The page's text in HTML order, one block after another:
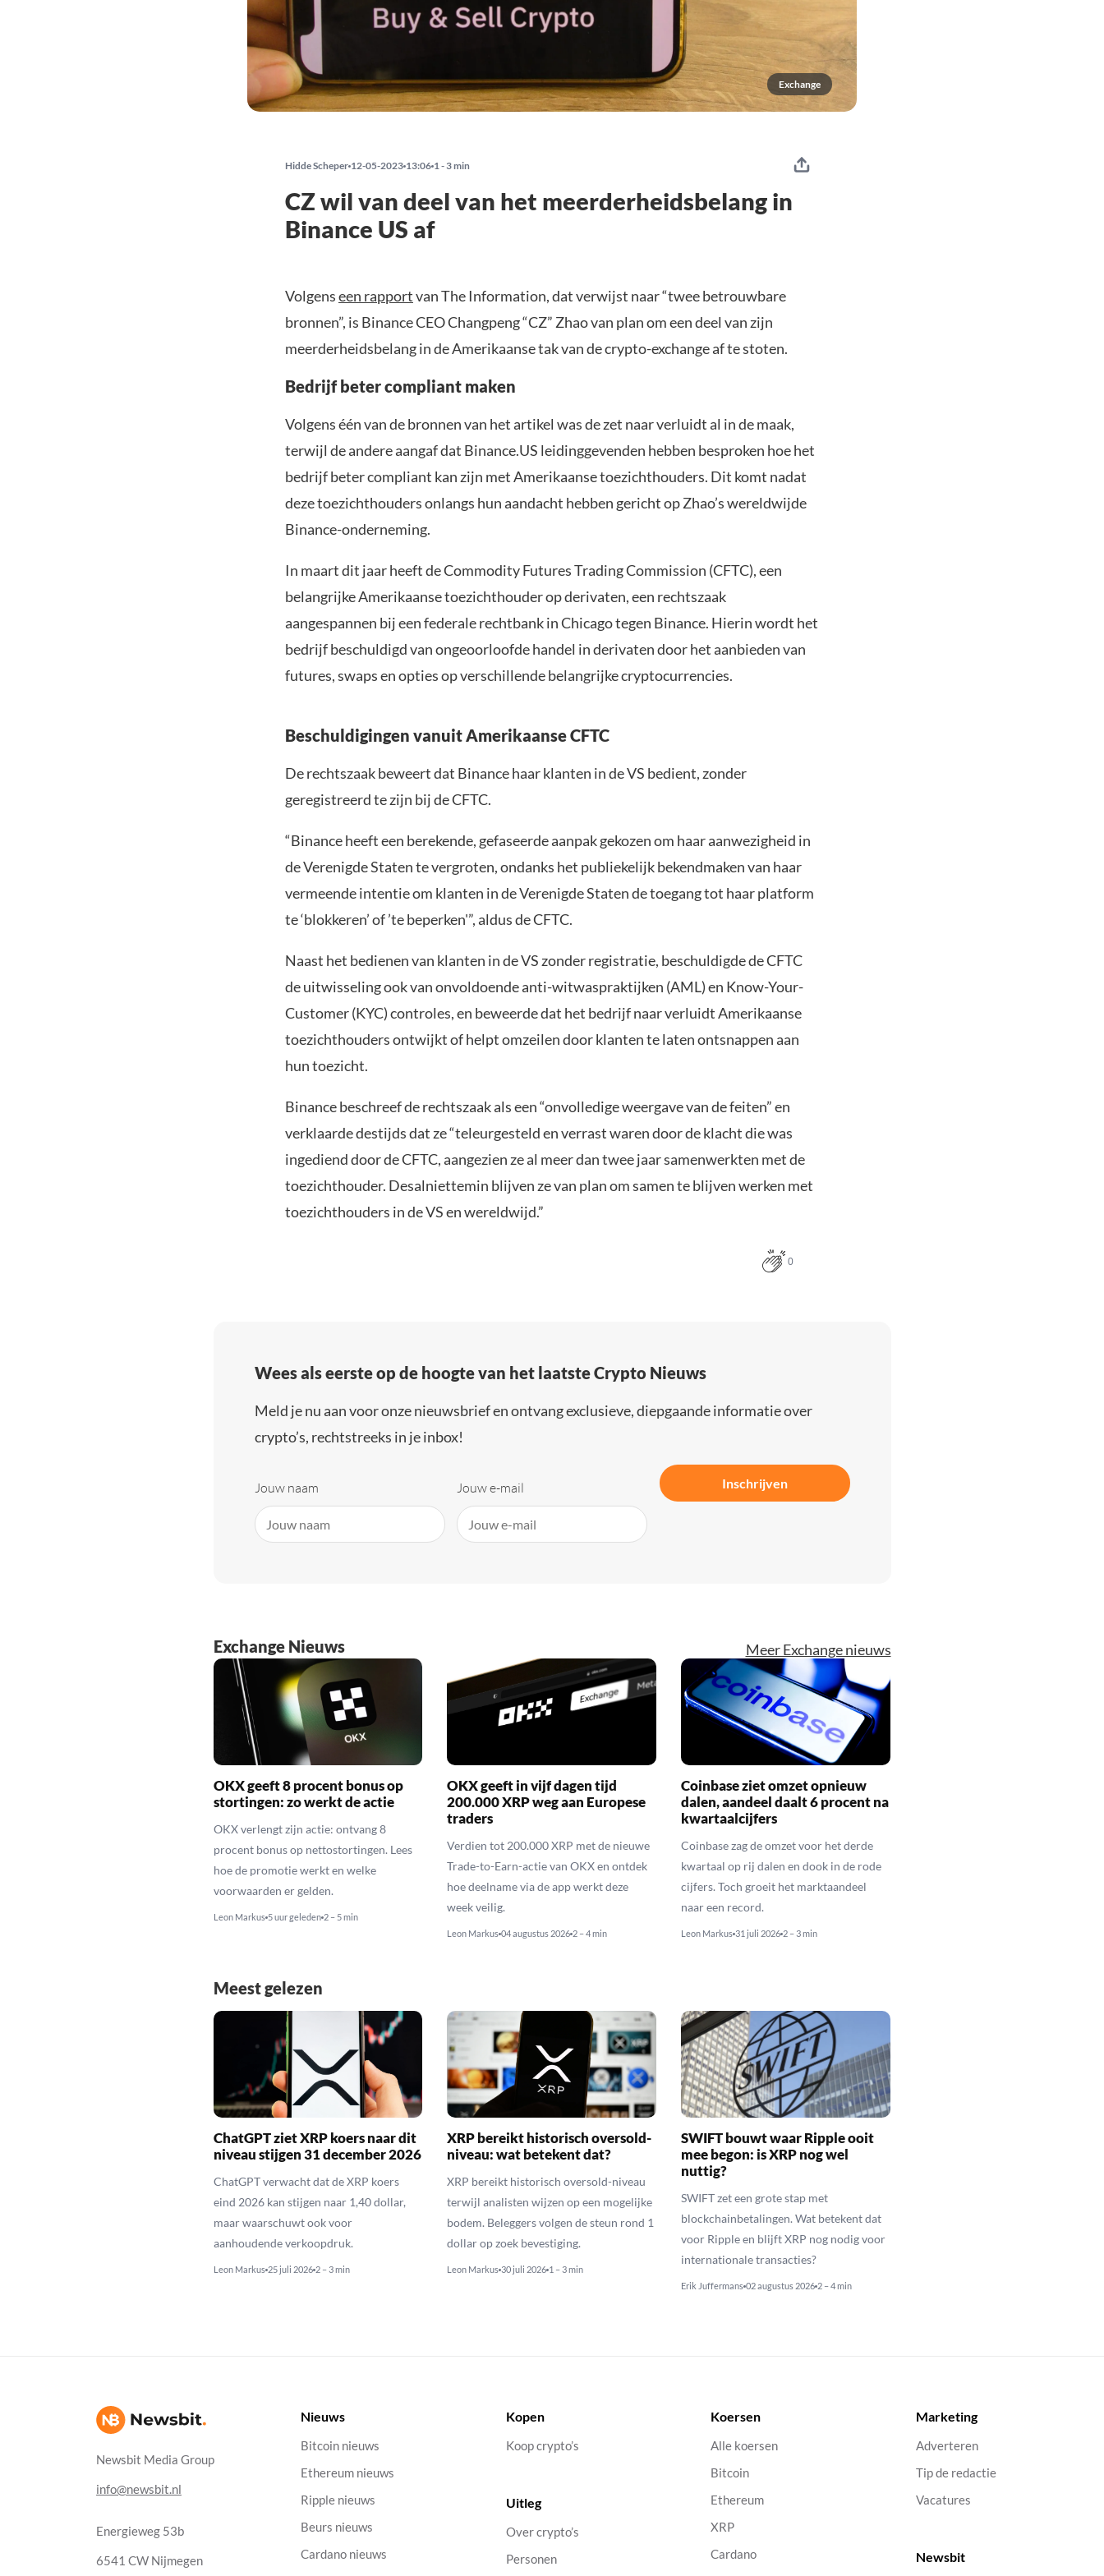
Exchange
Hidde Scheper 12-05-2023 13:06 1 - 3 min
CZ wil van deel van het meerderheidsbelang in
Binance US af
Volgenseen rapportvan The Information, dat verwijst naar “twee betrouwbare
bronnen”, is Binance CEO Changpeng “CZ” Zhao van plan om een deel van zijn
meerderheidsbelang in de Amerikaanse tak van de crypto-exchange af te stoten.
Bedrijf beter compliant maken
Volgens één van de bronnen van het artikel was de zet naar verluidt al in de maak,
terwijl de andere aangaf dat Binance.US leidinggevenden hebben besproken hoe het
bedrijf beter compliant kan zijn met Amerikaanse toezichthouders. Dit komt nadat
deze toezichthouders onlangs hun aandacht hebben gericht op Zhao’s wereldwijde
Binance-onderneming.
In maart dit jaar heeft de Commodity Futures Trading Commission (CFTC), een
belangrijke Amerikaanse toezichthouder op derivaten, een rechtszaak
aangespannen bij een federale rechtbank in Chicago tegen Binance. Hierin wordt het
bedrijf beschuldigd van ongeoorloofde handel in derivaten door het aanbieden van
futures, swaps en opties op verschillende belangrijke cryptocurrencies.
Beschuldigingen vanuit Amerikaanse CFTC
De rechtszaak beweert dat Binance haar klanten in de VS bedient, zonder
geregistreerd te zijn bij de CFTC.
“Binance heeft een berekende, gefaseerde aanpak gekozen om haar aanwezigheid in
de Verenigde Staten te vergroten, ondanks het publiekelijk bekendmaken van haar
vermeende intentie om klanten in de Verenigde Staten de toegang tot haar platform
te ‘blokkeren’ of ’te beperken'”, aldus de CFTC.
Naast het bedienen van klanten in de VS zonder registratie, beschuldigde de CFTC
de uitwisseling ook van onvoldoende anti-witwaspraktijken (AML) en Know-Your-
Customer (KYC) controles, en beweerde dat het bedrijf naar verluidt Amerikaanse
toezichthouders ontwijkt of helpt omzeilen door klanten te laten ontsnappen aan
hun toezicht.
Binance beschreef de rechtszaak als een “onvolledige weergave van de feiten” en
verklaarde destijds dat ze “teleurgesteld en verrast waren door de klacht die was
ingediend door de CFTC, aangezien ze al meer dan twee jaar samenwerkten met de
toezichthouder. Desalniettemin blijven ze van plan om samen te blijven werken met
toezichthouders in de VS en wereldwijd.”
0
Wees als eerste op de hoogte van het laatste Crypto Nieuws
Meld je nu aan voor onze nieuwsbrief en ontvang exclusieve, diepgaande informatie over
crypto’s, rechtstreeks in je inbox!
Jouw naam Jouw e-mail Inschrijven
Exchange Nieuws Meer Exchange nieuws
OKX geeft 8 procent bonus op
stortingen: zo werkt de actie
OKX verlengt zijn actie: ontvang 8
procent bonus op nettostortingen. Lees
hoe de promotie werkt en welke
voorwaarden er gelden.
Leon Markus 5 uur geleden 2 – 5 min
OKX geeft in vijf dagen tijd
200.000 XRP weg aan Europese
traders
Verdien tot 200.000 XRP met de nieuwe
Trade-to-Earn-actie van OKX en ontdek
hoe deelname via de app werkt deze
week veilig.
Leon Markus 04 augustus 2026 2 – 4 min
Coinbase ziet omzet opnieuw
dalen, aandeel daalt 6 procent na
kwartaalcijfers
Coinbase zag de omzet voor het derde
kwartaal op rij dalen en dook in de rode
cijfers. Toch groeit het marktaandeel
naar een record.
Leon Markus 31 juli 2026 2 – 3 min
Meest gelezen
ChatGPT ziet XRP koers naar dit
niveau stijgen 31 december 2026
ChatGPT verwacht dat de XRP koers
eind 2026 kan stijgen naar 1,40 dollar,
maar waarschuwt ook voor
aanhoudende verkoopdruk.
Leon Markus 25 juli 2026 2 – 3 min
XRP bereikt historisch oversold-
niveau: wat betekent dat?
XRP bereikt historisch oversold-niveau
terwijl analisten wijzen op een mogelijke
bodem. Beleggers volgen de steun rond 1
dollar op zoek bevestiging.
Leon Markus 30 juli 2026 1 – 3 min
SWIFT bouwt waar Ripple ooit
mee begon: is XRP nog wel
nuttig?
SWIFT zet een grote stap met
blockchainbetalingen. Wat betekent dat
voor Ripple en blijft XRP nog nodig voor
internationale transacties?
Erik Juffermans 02 augustus 2026 2 – 4 min
Newsbit Media Group
info@newsbit.nl
Energieweg 53b
6541 CW Nijmegen
Nieuws
Bitcoin nieuws
Ethereum nieuws
Ripple nieuws
Beurs nieuws
Cardano nieuws
Kopen
Koop crypto’s
Uitleg
Over crypto’s
Personen
Koersen
Alle koersen
Bitcoin
Ethereum
XRP
Cardano
Marketing
Adverteren
Tip de redactie
Vacatures
Newsbit